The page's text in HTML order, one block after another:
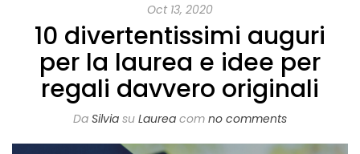
Oct 13, 2020
10 divertentissimi auguri
per la laurea e idee per
regali davvero originali
Da Silvia su Laurea com no comments